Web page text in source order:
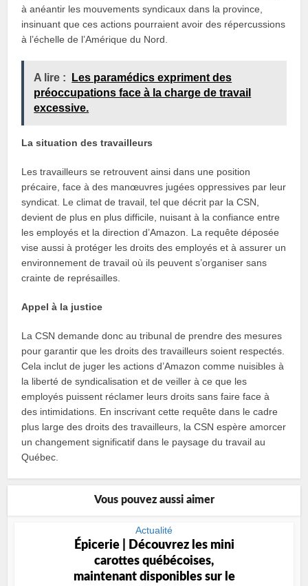
à anéantir les mouvements syndicaux dans la province,
insinuant que ces actions pourraient avoir des répercussions
à l’échelle de l’Amérique du Nord.
A lire :
Les paramédics expriment des
préoccupations face à la charge de travail
excessive.
La situation des travailleurs
Les travailleurs se retrouvent ainsi dans une position
précaire, face à des manœuvres jugées oppressives par leur
syndicat. Le climat de travail, tel que décrit par la CSN,
devient de plus en plus difficile, nuisant à la confiance entre
les employés et la direction d’Amazon. La requête déposée
vise aussi à protéger les droits des employés et à assurer un
environnement de travail où ils peuvent s’organiser sans
crainte de représailles.
Appel à la justice
La CSN demande donc au tribunal de prendre des mesures
pour garantir que les droits des travailleurs soient respectés.
Cela inclut de juger les actions d’Amazon comme nuisibles à
la liberté de syndicalisation et de veiller à ce que les
employés puissent réclamer leurs droits sans faire face à
des intimidations. En inscrivant cette requête dans le cadre
plus large des droits des travailleurs, la CSN espère amorcer
un changement significatif dans le paysage du travail au
Québec.
Vous pouvez aussi aimer
Actualité
Épicerie | Découvrez les mini
carottes québécoises,
maintenant disponibles sur le